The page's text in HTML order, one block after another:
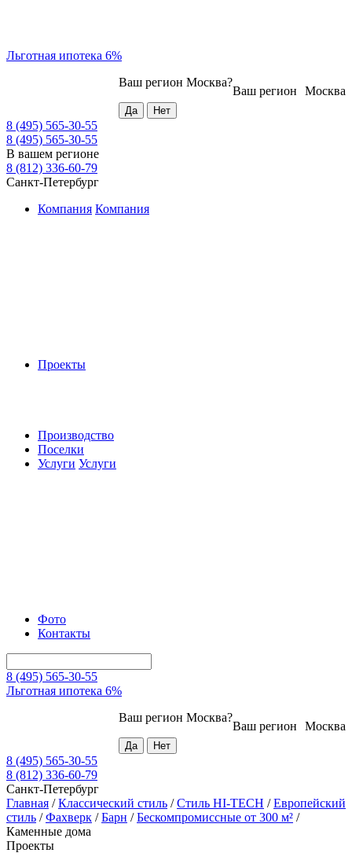
Льготная ипотека 6%
Москва
Ваш регион
Ваш регион Москва?
8 (495) 565-30-55
8 (495) 565-30-55
В вашем регионе
8 (812) 336-60-79
Санкт-Петербург
Компания Компания
Проекты
Производство
Поселки
Услуги Услуги
Фото
Контакты
8 (495) 565-30-55
Льготная ипотека 6%
Москва
Ваш регион
Ваш регион Москва?
8 (495) 565-30-55
8 (812) 336-60-79
Санкт-Петербург
Главная /Классический стиль /Стиль HI-TECH /Европейский
стиль /Фахверк /Барн /Бескомпромиссные от 300 м² /
Каменные дома
Проекты